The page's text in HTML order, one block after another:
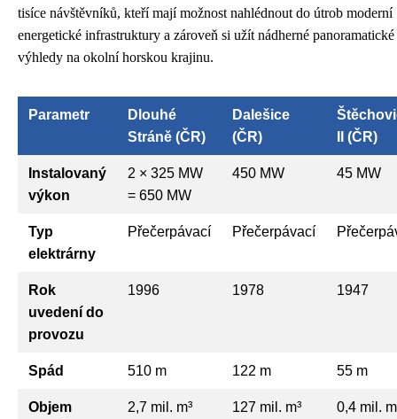
tisíce návštěvníků, kteří mají možnost nahlédnout do útrob moderní
energetické infrastruktury a zároveň si užít nádherné panoramatické
výhledy na okolní horskou krajinu.
Parametr
Dlouhé
Stráně (ČR)
Dalešice
(ČR)
II (ČR)
Instalovaný
výkon
2 × 325 MW
= 650 MW
450 MW 45 MW
Typ
elektrárny
Přečerpávací Přečerpávací
Rok
uvedení do
provozu
1996 1978 1947
Spád 510 m 122 m 55 m
Objem
2,7 mil. m³ 127 mil. m³ 0,4 mil.